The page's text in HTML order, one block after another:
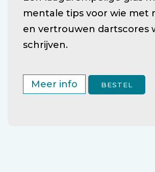
mentale tips voor wie met
en vertrouwen dartscores
schrijven.
Meer info BESTEL